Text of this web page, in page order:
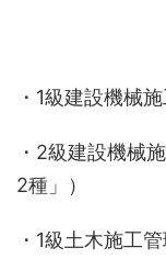
・1級建設機械
・2級建設機械
2種」）
・1級土木施工